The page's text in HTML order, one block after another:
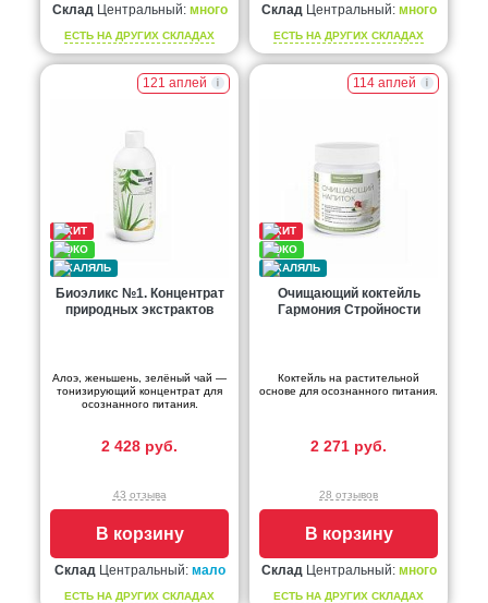
СкладЦентральный: много
ЕСТЬ НА ДРУГИХ СКЛАДАХ
СкладЦентральный: много
ЕСТЬ НА ДРУГИХ СКЛАДАХ
121 аплей
Биоэликс №1. Концентрат
природных экстрактов
Алоэ, женьшень, зелёный чай —
тонизирующий концентрат для
осознанного питания.
2 428 руб.
43 отзыва
В корзину
СкладЦентральный: мало
ЕСТЬ НА ДРУГИХ СКЛАДАХ
114 аплей
Очищающий коктейль
Гармония Стройности
Коктейль на растительной
основе для осознанного питания.
2 271 руб.
28 отзывов
В корзину
СкладЦентральный: много
ЕСТЬ НА ДРУГИХ СКЛАДАХ